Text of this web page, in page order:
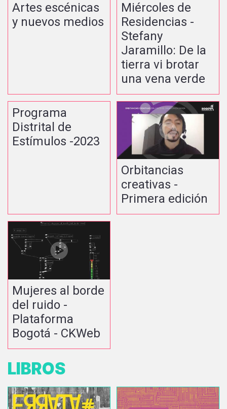
Artes escénicas
y nuevos medios
Miércoles de
Residencias -
Stefany
Jaramillo: De la
tierra vi brotar
una vena verde
Programa
Distrital de
Estímulos -2023
Orbitancias
creativas -
Primera edición
Mujeres al borde
del ruido -
Plataforma
Bogotá - CKWeb
LIBROS